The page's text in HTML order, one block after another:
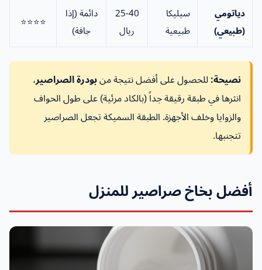
دياتومي
(طبيعي)
سيليكا
طبيعية
25-40
ريال
دائمة (إذا
جافة)
⭐⭐⭐⭐
نصيحة:للحصول على أفضل نتيجة منبودرة الصراصير،
انثرها في طبقة رقيقة جداً (بالكاد مرئية) على طول الحواف
والزوايا وخلف الأجهزة. الطبقة السميكة تجعل الصراصير
تتجنبها.
أفضل بخاخ صراصير للمنزل